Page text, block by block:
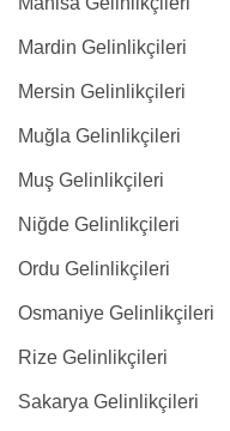
Mardin Gelinlikçileri
Mersin Gelinlikçileri
Muğla Gelinlikçileri
Muş Gelinlikçileri
Niğde Gelinlikçileri
Ordu Gelinlikçileri
Osmaniye Gelinlikçileri
Rize Gelinlikçileri
Sakarya Gelinlikçileri